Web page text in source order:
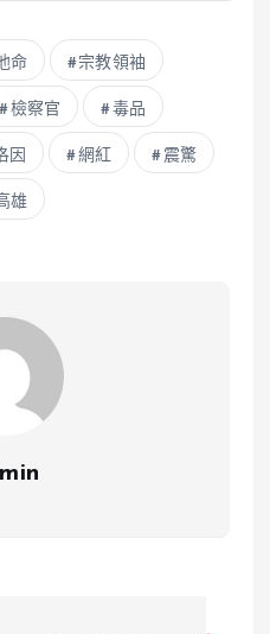
命 宗教領袖
檢察官 毒品
因 網紅 震驚
雄